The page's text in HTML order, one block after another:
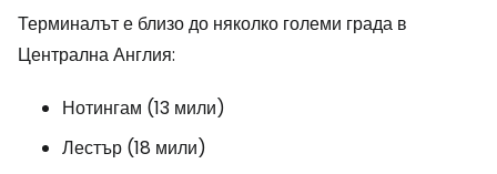
Терминалът е близо до няколко големи града в
Централна Англия:
Нотингам (13 мили)
Лестър (18 мили)